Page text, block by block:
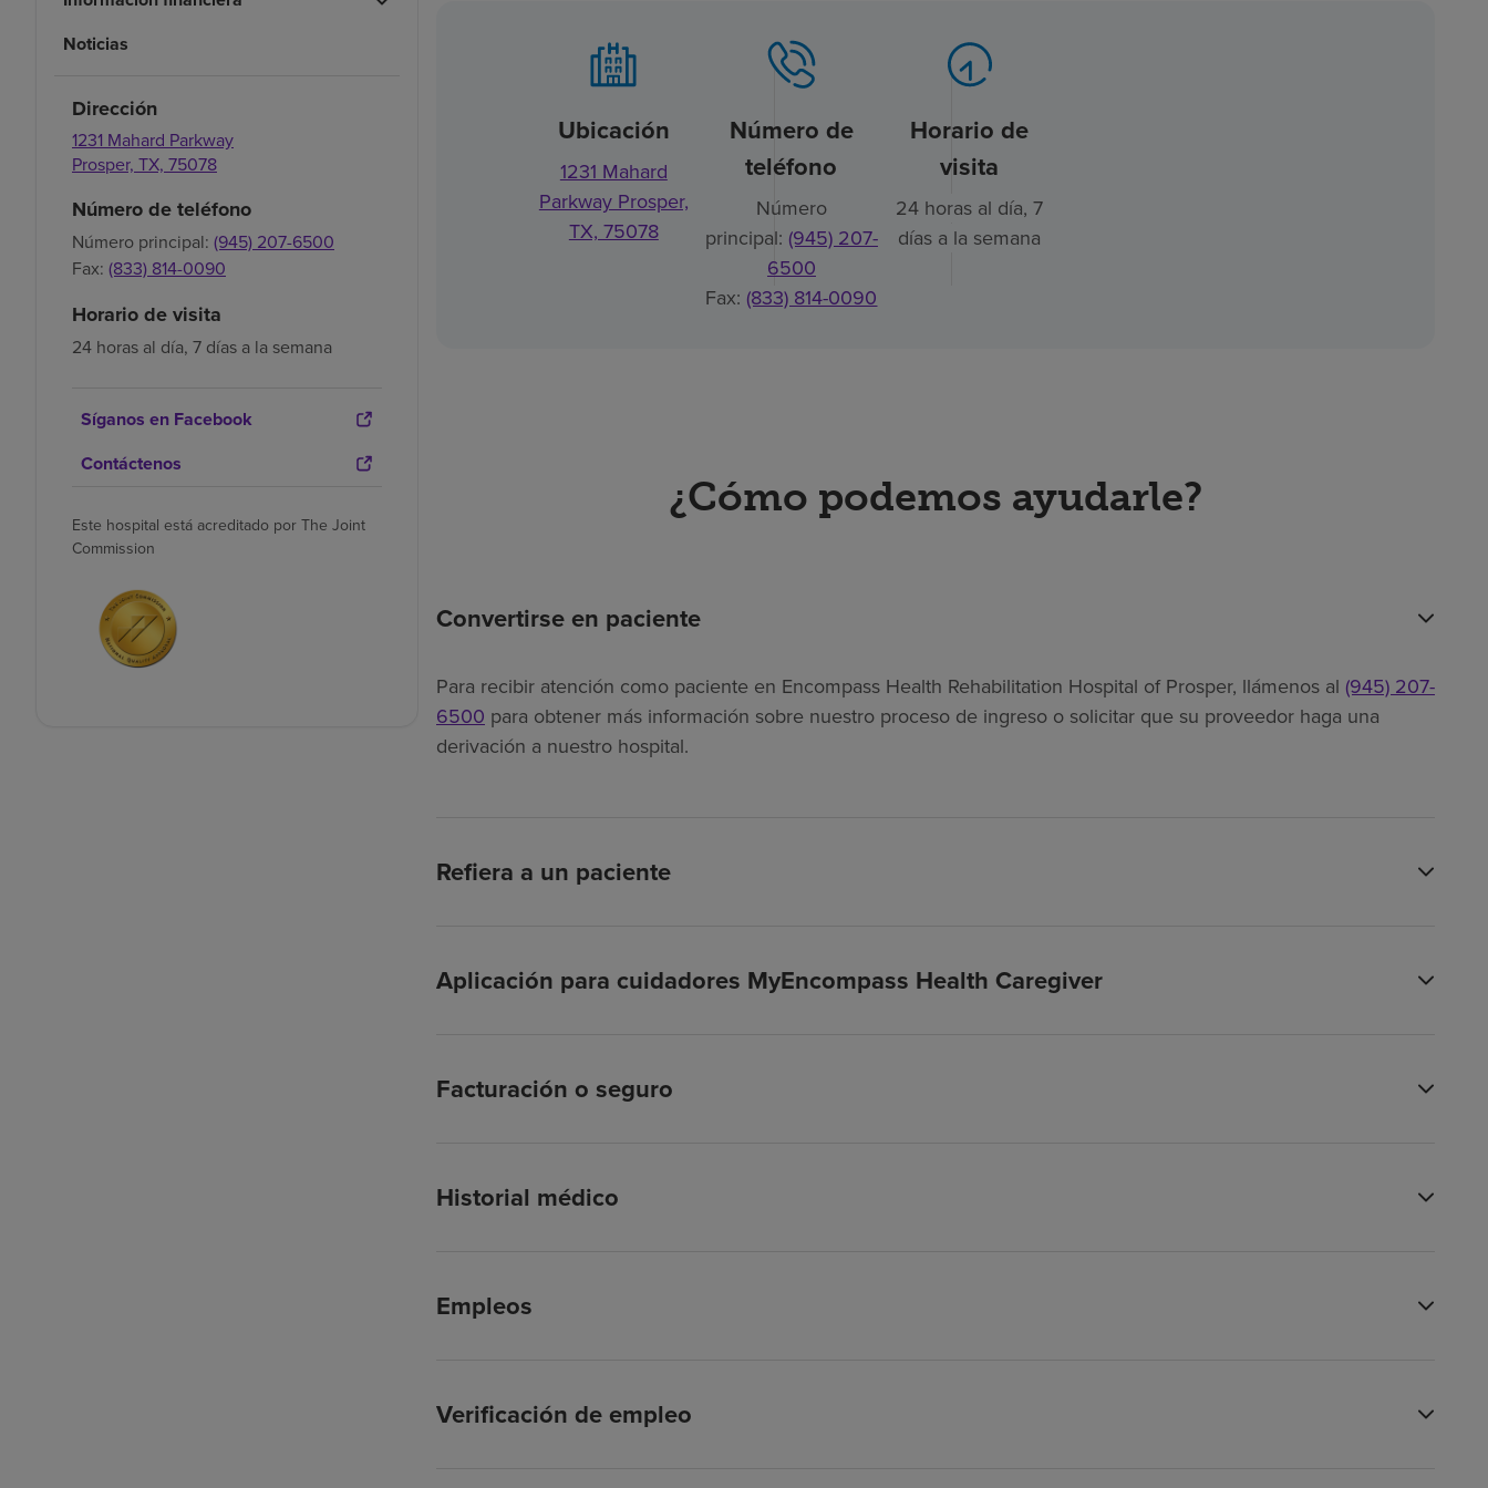
Noticias
Dirección
1231 Mahard Parkway
Prosper, TX, 75078
Número de teléfono
Número principal: (945) 207-6500
Fax: (833) 814-0090
Horario de visita
24 horas al día, 7 días a la semana
Síganos en Facebook
Contáctenos
Este hospital está acreditado por The Joint
Commission
Ubicación
1231 Mahard
Parkway Prosper,
TX, 75078
Número de
teléfono
Número
principal: (945) 207-
6500
Fax: (833) 814-0090
Horario de
visita
24 horas al día, 7
días a la semana
¿Cómo podemos ayudarle?
Convertirse en paciente
Para recibir atención como paciente en Encompass Health Rehabilitation Hospital of Prosper, llámenos al (945) 207-
6500 para obtener más información sobre nuestro proceso de ingreso o solicitar que su proveedor haga una
derivación a nuestro hospital.
Refiera a un paciente
Aplicación para cuidadores MyEncompass Health Caregiver
Facturación o seguro
Historial médico
Empleos
Verificación de empleo